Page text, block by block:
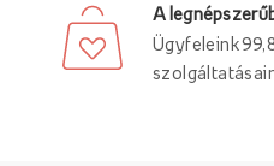
A
Ügyfeleink